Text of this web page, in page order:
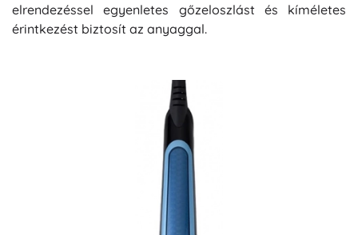
elrendezéssel egyenletes gőzeloszlást és kíméletes
érintkezést biztosít az anyaggal.